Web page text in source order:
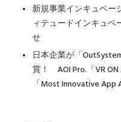
新規事業インキュベー
ィテュードインキュ
せ
日本企業が「
賞！ AOI Pro.「VR ON
「Most Innovative